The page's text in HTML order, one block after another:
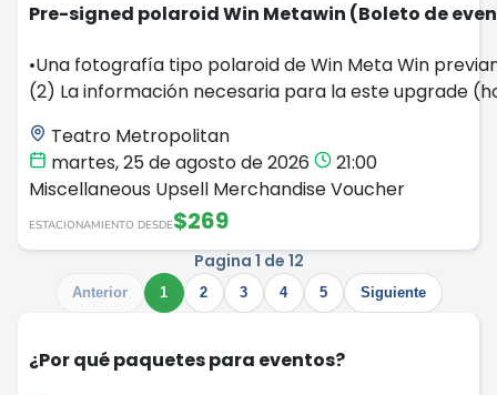
Pre-signed polaroid Win Metawin (Boleto de
•Una fotografía tipo polaroid de Win Meta Win
(2) La información necesaria para la este upgrade
Teatro Metropolitan
martes, 25 de agosto de 2026
21:00
Miscellaneous Upsell Merchandise Voucher
ESTACIONAMIENTO DESDE$269
Pagina 1 de 12
Anterior 1 2 3 4 5 Siguiente
¿Por qué paquetes para eventos?